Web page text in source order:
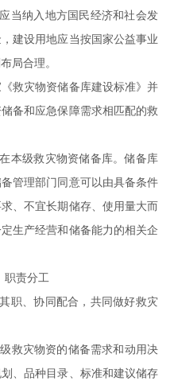
当纳入地方国民经济和社会发
建设用地应当按国家公益事业
局合理。
灾物资储备库建设标准》并
备和应急保障需求相匹配的救
本级救灾物资储备库。储备库
管理部门同意可以由具备条件
、不宜长期储存、使用量大而
生产经营和储备能力的相关企
责分工
职、协同配合，共同做好救灾
灾物资的储备需求和动用决
、品种目录、标准和建议储存